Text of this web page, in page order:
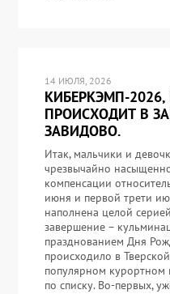
14 ИЮЛЯ, 2026
КИБЕРКЭМП-
ПРОИСХОДИТ В
ЗАВИДОВО.
Итак, мальчики и
чрезвычайно
компенсации
июня и первой трети
наполнена целой
завершение –
празднованием Дня
происходило в
популярном курортном
по списку. Во-первых,